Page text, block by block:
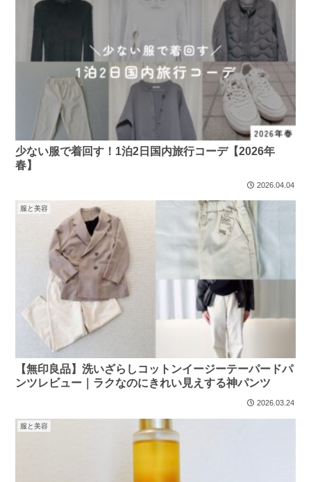
少ない服で着回す！1泊2日国内旅行コーデ【2026年
春】
2026.04.04
服と美容
【無印良品】洗いざらしコットンイージーテーパードパ
ンツレビュー｜ラクなのにきれい見えする神パンツ
2026.03.24
服と美容